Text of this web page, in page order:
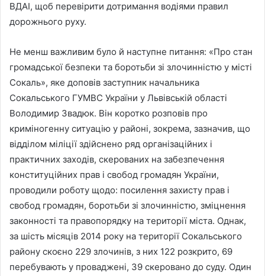
ВДАІ, щоб перевірити дотримання водіями правил
дорожнього руху.
Не менш важливим було й наступне питання: «Про стан
громадської безпеки та боротьби зі злочинністю у місті
Сокаль», яке доповів заступник начальника
Сокальського ГУМВС України у Львівській області
Володимир Звадюк. Він коротко розповів про
криміногенну ситуацію у районі, зокрема, зазначив, що
відділом міліції здійснено ряд організаційних і
практичних заходів, скерованих на забезпечення
конституційних прав і свобод громадян України,
проводили роботу щодо: посилення захисту прав і
свобод громадян, боротьби зі злочинністю, зміцнення
законності та правопорядку на території міста. Однак,
за шість місяців 2014 року на території Сокальського
району скоєно 229 злочинів, з них 122 розкрито, 69
перебувають у проваджені, 39 скеровано до суду. Один